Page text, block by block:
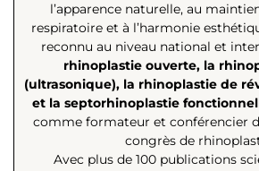
l’apparence naturelle, au
respiratoire et à l’harmonie
reconnu au niveau national et
rhinoplastie ouverte, la
(ultrasonique), la rhinoplastie de
et la septorhinoplastie
comme formateur et conférencier
congrès de
Avec plus de 100 publications